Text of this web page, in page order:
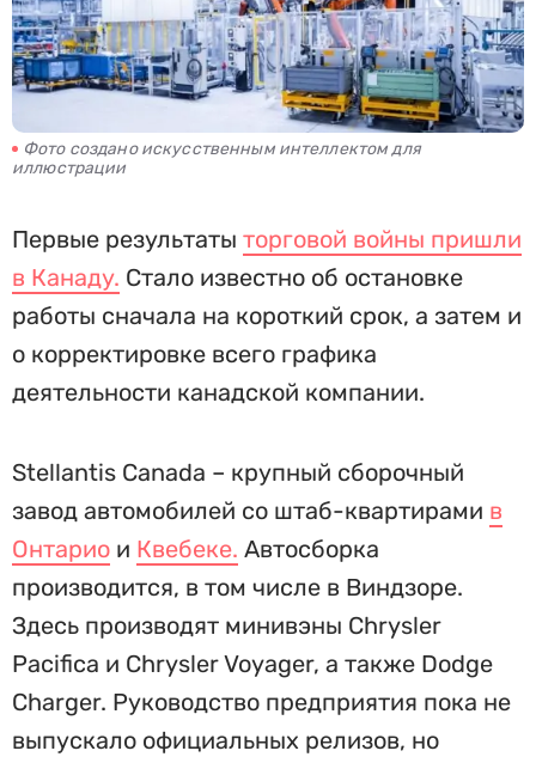
Фото создано искусственным интеллектом для
иллюстрации
Первые результаты торговой войны пришли
в Канаду. Стало известно об остановке
работы сначала на короткий срок, а затем и
о корректировке всего графика
деятельности канадской компании.
Stellantis Canada – крупный сборочный
завод автомобилей со штаб-квартирами в
Онтарио и Квебеке. Автосборка
производится, в том числе в Виндзоре.
Здесь производят минивэны Chrysler
Pacifica и Chrysler Voyager, а также Dodge
Charger. Руководство предприятия пока не
выпускало официальных релизов, но